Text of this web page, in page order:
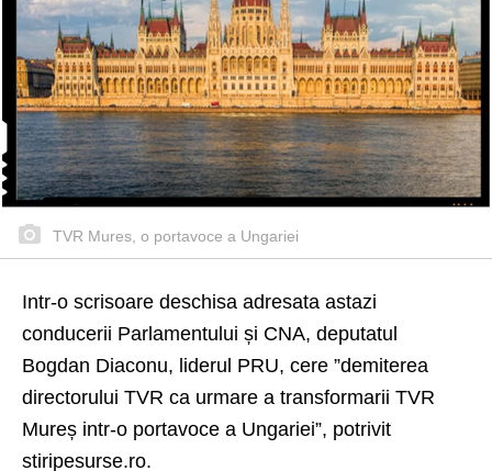
TVR Mures, o portavoce a Ungariei
Intr-o scrisoare deschisa adresata astazi
conducerii Parlamentului și CNA, deputatul
Bogdan Diaconu, liderul PRU, cere ”demiterea
directorului TVR ca urmare a transformarii TVR
Mureș intr-o portavoce a Ungariei”, potrivit
stiripesurse.ro.